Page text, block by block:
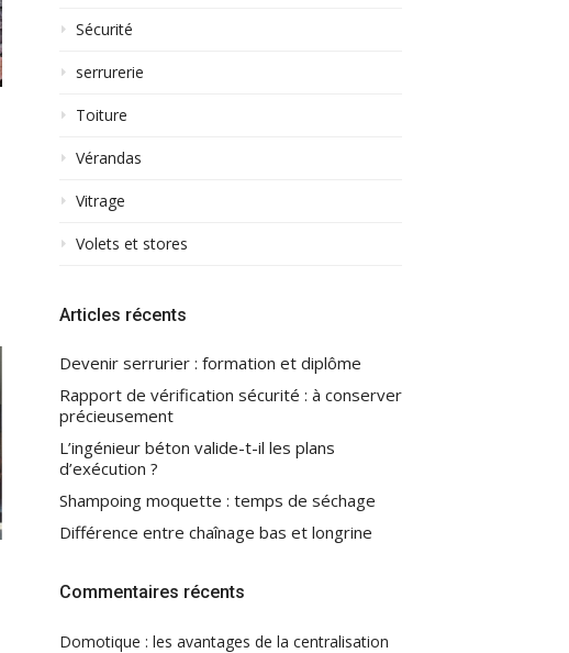
Sécurité
serrurerie
Toiture
Vérandas
Vitrage
Volets et stores
Articles récents
Devenir serrurier : formation et diplôme
Rapport de vérification sécurité : à conserver
précieusement
L’ingénieur béton valide-t-il les plans
d’exécution ?
Shampoing moquette : temps de séchage
Différence entre chaînage bas et longrine
Commentaires récents
Domotique : les avantages de la centralisation